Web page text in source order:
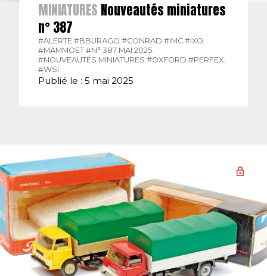
MINIATURES Nouveautés miniatures
n° 387
#ALERTE.#BBURAGO.#CONRAD.#IMC.#IXO.
#MAMMOET.#N° 387 MAI 2025.
#NOUVEAUTÉS MINIATURES.#OXFORD.#PERFEX.
#WSI.
Publié le : 5 mai 2025